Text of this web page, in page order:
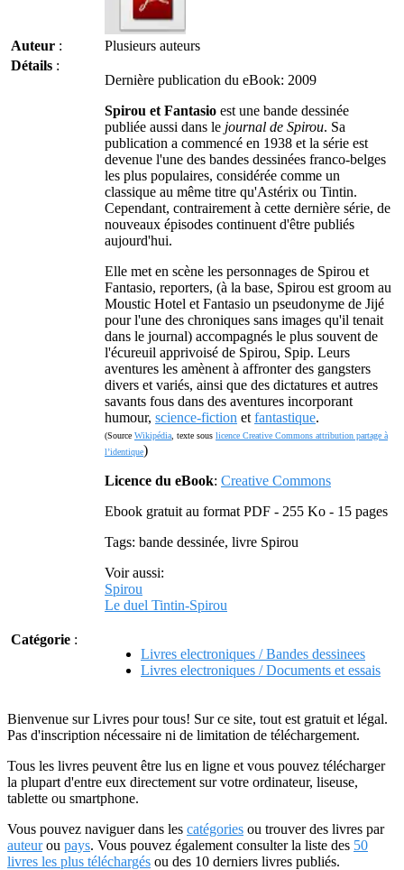
Auteur :
Plusieurs auteurs
Détails :
Dernière publication du eBook: 2009
Spirou et Fantasio est une bande dessinée
publiée aussi dans le journal de Spirou. Sa
publication a commencé en 1938 et la série est
devenue l'une des bandes dessinées franco-belges
les plus populaires, considérée comme un
classique au même titre qu'Astérix ou Tintin.
Cependant, contrairement à cette dernière série, de
nouveaux épisodes continuent d'être publiés
aujourd'hui.
Elle met en scène les personnages de Spirou et
Fantasio, reporters, (à la base, Spirou est groom au
Moustic Hotel et Fantasio un pseudonyme de Jijé
pour l'une des chroniques sans images qu'il tenait
dans le journal) accompagnés le plus souvent de
l'écureuil apprivoisé de Spirou, Spip. Leurs
aventures les amènent à affronter des gangsters
divers et variés, ainsi que des dictatures et autres
savants fous dans des aventures incorporant
humour, science-fiction et fantastique.
(Source Wikipédia , texte sous licence Creative Commons attribution partage à
l’identique)
Licence du eBook: Creative Commons
Ebook gratuit au format PDF - 255 Ko - 15 pages
Tags: bande dessinée, livre Spirou
Voir aussi:
Spirou
Le duel Tintin-Spirou
Catégorie :
Livres electroniques / Bandes dessinees
Livres electroniques / Documents et essais
Bienvenue sur Livres pour tous! Sur ce site, tout est gratuit et légal.
Pas d'inscription nécessaire ni de limitation de téléchargement.
Tous les livres peuvent être lus en ligne et vous pouvez télécharger
la plupart d'entre eux directement sur votre ordinateur, liseuse,
tablette ou smartphone.
Vous pouvez naviguer dans les catégories ou trouver des livres par
auteurou pays. Vous pouvez également consulter la liste des 50
livres les plus téléchargés ou des 10 derniers livres publiés.